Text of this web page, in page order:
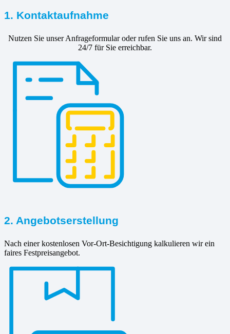
1. Kontaktaufnahme
Nutzen Sie unser Anfrageformular oder rufen Sie uns an. Wir sind
24/7 für Sie erreichbar.
2. Angebotserstellung
Nach einer kostenlosen Vor-Ort-Besichtigung kalkulieren wir ein
faires Festpreisangebot.